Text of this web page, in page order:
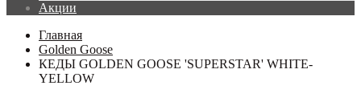
Акции
Главная
Golden Goose
КЕДЫ GOLDEN GOOSE 'SUPERSTAR' WHITE-
YELLOW